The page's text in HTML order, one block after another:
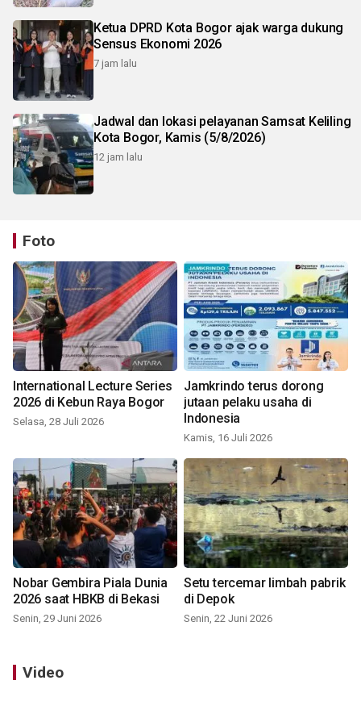
Ketua DPRD Kota Bogor ajak warga dukung
Sensus Ekonomi 2026
7 jam lalu
Jadwal dan lokasi pelayanan Samsat Keliling
Kota Bogor, Kamis (5/8/2026)
12 jam lalu
Foto
International Lecture Series
2026 di Kebun Raya Bogor
Selasa, 28 Juli 2026
Jamkrindo terus dorong
jutaan pelaku usaha di
Indonesia
Kamis, 16 Juli 2026
Nobar Gembira Piala Dunia
2026 saat HBKB di Bekasi
Senin, 29 Juni 2026
Setu tercemar limbah pabrik
di Depok
Senin, 22 Juni 2026
Video